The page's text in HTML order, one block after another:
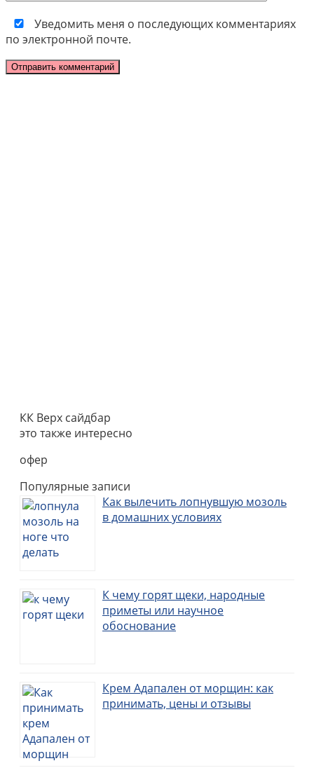
Уведомить меня о последующих комментариях
по электронной почте.
КК Верх сайдбар
это также интересно
офер
Популярные записи
Как вылечить лопнувшую мозоль
в домашних условиях
К чему горят щеки, народные
приметы или научное
обоснование
Крем Адапален от морщин: как
принимать, цены и отзывы